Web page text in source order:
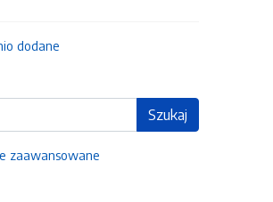
dodane
Szukaj
zaawansowane